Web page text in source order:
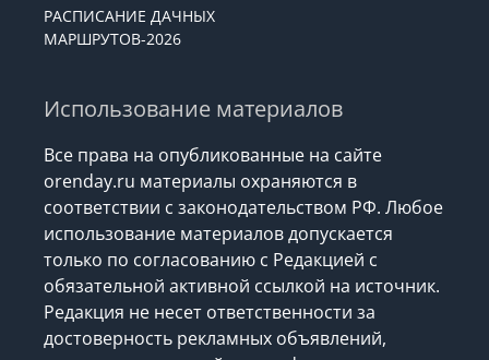
РАСПИСАНИЕ ДАЧНЫХ
МАРШРУТОВ-2026
Использование материалов
Все права на опубликованные на сайте
orenday.ru материалы охраняются в
соответствии с законодательством РФ. Любое
использование материалов допускается
только по согласованию с Редакцией с
обязательной активной ссылкой на источник.
Редакция не несет ответственности за
достоверность рекламных объявлений,